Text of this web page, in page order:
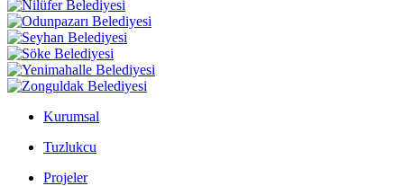
Kurumsal
Tuzlukcu
Projeler